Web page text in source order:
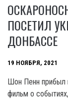
ПОСЕТИЛ
ДОНБАССЕ
19 НОЯБРЯ, 2021
Шон Пенн прибыл
фильм о